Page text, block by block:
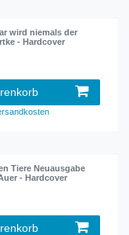
wird niemals der
- Hardcover
Tiere Neuausgabe
- Hardcover